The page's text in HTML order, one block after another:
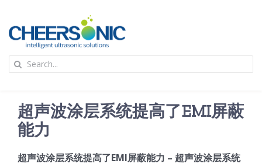
content
应用
超声波设备
Search
超声波涂层系统提高了EMI屏蔽
能力
超声波涂层系统提高了EMI屏蔽能力 – 超声波涂层系统